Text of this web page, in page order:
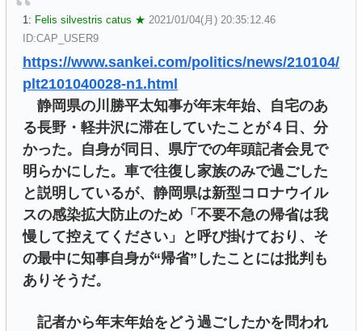
1: Felis silvestris catus ★ 2021/01/04(月) 20:35:12.46
ID:CAP_USER9
https://www.sankei.com/politics/news/210104/
plt2101040028-n1.html
静岡県の川勝平太知事が年末年始、自宅のあ
る長野・軽井沢に滞在していたことが４日、分
かった。自身が同日、県庁での年頭記者会見で
明らかにした。車で往復し家族のみで過ごした
と説明しているが、静岡県は新型コロナウイル
スの感染拡大防止のため「不要不急の帰省は我
慢して控えてください」と呼び掛けており、そ
の最中に知事自身が“帰省”したことには批判も
ありそうだ。
記者から年末年始をどう過ごしたかを問われ